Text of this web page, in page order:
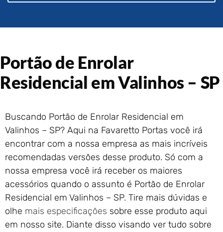
Portão de Garagem de
Enrolar em Petrópolis – RJ
Portão de Garagem de
Enrolar em Paraty – RJ
Enrolar em Nova Iguaçu – RJ
Portão de Garagem de
Enrolar em Nova Friburgo –
RJ
Portão de Enrolar
Residencial em Valinhos – SP
Buscando Portão de Enrolar Residencial em
Valinhos – SP? Aqui na Favaretto Portas você irá
encontrar com a nossa empresa as mais incríveis
recomendadas versões desse produto. Só com a
nossa empresa você irá receber os maiores
acessórios quando o assunto é Portão de Enrolar
Residencial em Valinhos – SP. Tire mais dúvidas e
olhe mais especificações sobre esse produto aqui
em nosso site. Diante disso visando ver tudo sobre